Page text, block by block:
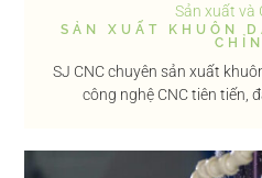
Sản xuất và
SẢN XUẤT KHUÔN
SJ CNC chuyên sản xuất
công nghệ CNC tiên tiến,